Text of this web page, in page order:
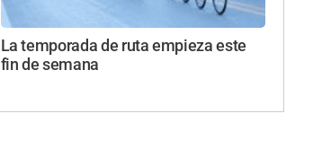
La temporada de ruta empieza este
fin de semana